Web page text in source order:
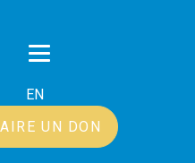
EN
UN DON